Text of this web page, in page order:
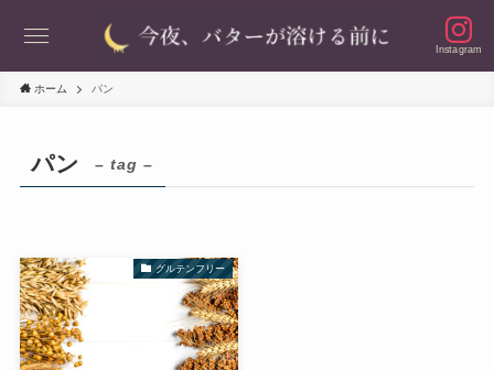
Instagram
ホーム パン
パン – tag –
グルテンフリー